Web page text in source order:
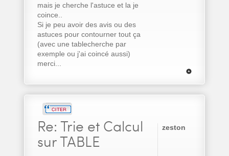
mais je cherche l'astuce et la je
coince..
Si je peu avoir des avis ou des
astuces pour contourner tout ça
(avec une tablecherche par
exemple ou j'ai coincé aussi)
merci...
Re: Trie et Calcul
sur TABLE
zeston